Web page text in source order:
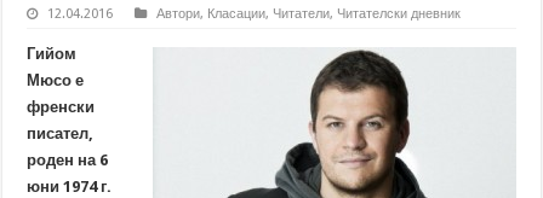
12.04.2016 Автори, Класации, Читатели, Читателски дневник
Гийом
Мюсо е
френски
писател,
роден на 6
юни 1974 г.